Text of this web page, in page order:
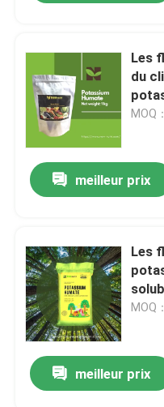
Les
du
MOQ
meilleur prix
Les
l'eau
MOQ
meilleur prix